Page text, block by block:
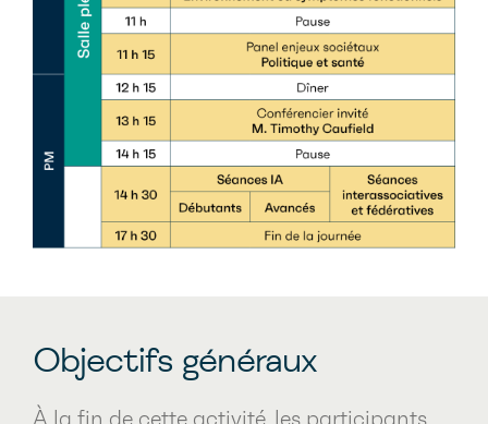
Objectifs généraux
À la fin de cette activité, les participants